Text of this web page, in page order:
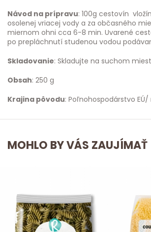
Návod na prípravu: 100g cestovín
osolenej vriacej vody a za občasného
miernom ohni cca 6-8 min. Uvarené
po prepláchnutí studenou vodou
Skladovanie: Skladujte na suchom
Obsah: 250 g
Krajina pôvodu: Poľnohospodárstvo EÚ/
MOHLO BY VÁS ZAUJÍMAŤ